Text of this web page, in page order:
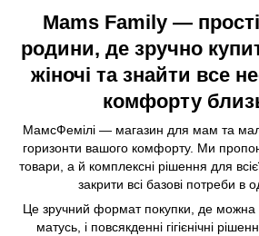
Mams Family —
родини, де зручно
жіночі та знайти все
комфорту
МамсФемілі — магазин для мам та
горизонти вашого комфорту. Ми
товари, а й комплексні рішення для
закрити всі базові потреби в
Це зручний формат покупки, де можна
матусь, і повсякденні гігієнічні